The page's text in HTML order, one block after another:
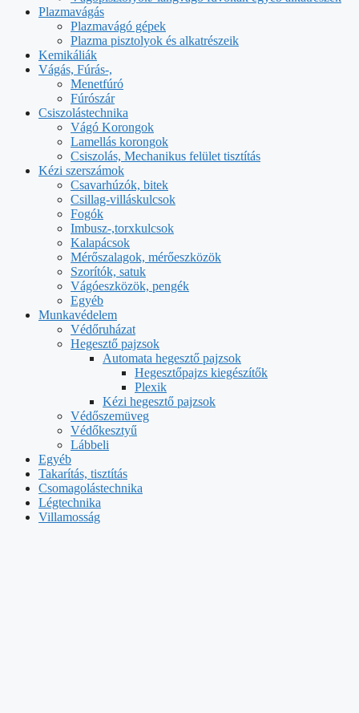
Plazmavágás
Plazmavágó gépek
Plazma pisztolyok és alkatrészeik
Kemikáliák
Vágás, Fúrás-,
Menetfúró
Fúrószár
Csiszolástechnika
Vágó Korongok
Lamellás korongok
Csiszolás, Mechanikus felület tisztítás
Kézi szerszámok
Csavarhúzók, bitek
Csillag-villáskulcsok
Fogók
Imbusz-,torxkulcsok
Kalapácsok
Mérőszalagok, mérőeszközök
Szorítók, satuk
Vágóeszközök, pengék
Egyéb
Munkavédelem
Védőruházat
Hegesztő pajzsok
Automata hegesztő pajzsok
Hegesztőpajzs kiegészítők
Plexik
Kézi hegesztő pajzsok
Védőszemüveg
Védőkesztyű
Lábbeli
Egyéb
Takarítás, tisztítás
Csomagolástechnika
Légtechnika
Villamosság